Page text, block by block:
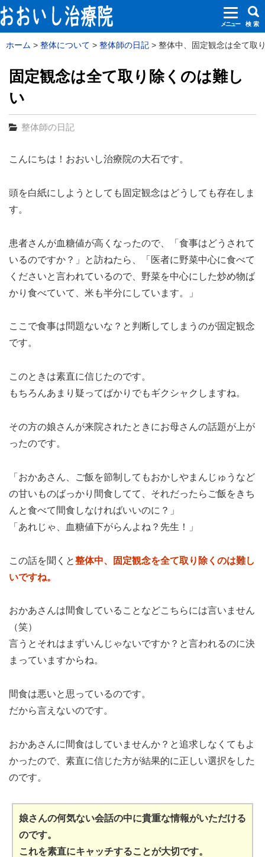
メニュー 検 索
ホーム 整体について 整体師の日記 整体中、固定観念は全て取
固定観念は全て取り除くのは難し
い
整体師の日記
こんにちは！おおいし治療院の大石です。
頭を白紙にしようとしても固定観念はどうしても存在しま
す。
患者さんが血糖値が高くなったので、「食事はどうされて
いるのですか？」と訪ねたら、「医者に野菜中心に食べて
くださいと言われているので、野菜を中心にした炒め物ば
かり食べていて、米も半分にしています。」
ここで食事は問題ないな？と判断してしまうのが固定観念
です。
このときは素直に信じたのです。
もちろんあまり疑ってばかりでもギクシャクしますね。
その方の娘さんが来院されたときにお母さんの話題が上が
ったのです。
「おかあさん、ご飯を節制してもおかしやまんじゅうなど
の甘いものばっかり間食してて、それだったらご飯をきち
んと食べて間食しなければいいのに？」
「あれじゃ、血糖値下がらんよね？先生！」
この話を聞くと整体中、固定観念を全て取り除くのは難し
いですね。
おかあさんは間食していることなどこちらには言いません
（笑）
言うとそれはまずいんじゃないですか？と言われるのに決
まっていますからね。
間食は悪いと思っているのです。
だから言えないのです。
おかあさんに間食はしていませんか？と追求しなくてもよ
かったので、素直に信じた方が結果的に正しい選択をした
のです。
娘さんの何気ない会話の中に貴重な情報がいただける
のです。
これを素直にキャッチすることが大切です。